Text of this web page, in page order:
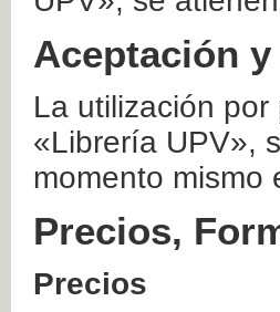
Aceptación
La utilización
«Librería UPV»,
momento mismo
Precios,
Precios